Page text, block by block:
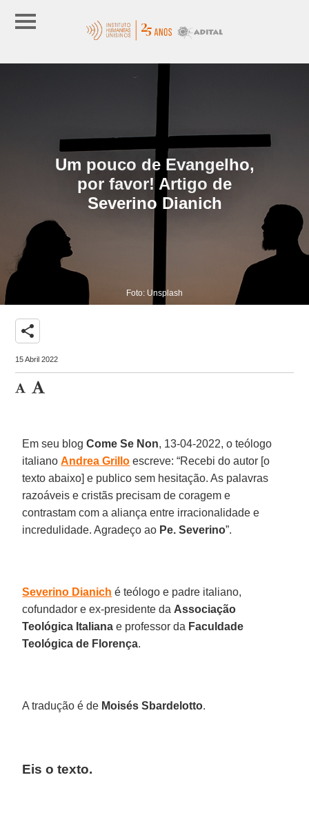
Um pouco de Evangelho,
por favor! Artigo de
Severino Dianich
Foto: Unsplash
share
15 Abril 2022
Em seu blogCome Se Non, 13-04-2022, o teólogo
italianoAndrea Grillo escreve: “Recebi do autor [o
texto abaixo] e publico sem hesitação. As palavras
razoáveis e cristãs precisam de coragem e
contrastam com a aliança entre irracionalidade e
incredulidade. Agradeço ao Pe. Severino”.
Severino Dianich é teólogo e padre italiano,
cofundador e ex-presidente da Associação
Teológica Italiana e professor da Faculdade
Teológica de Florença.
A tradução é de Moisés Sbardelotto.
Eis o texto.